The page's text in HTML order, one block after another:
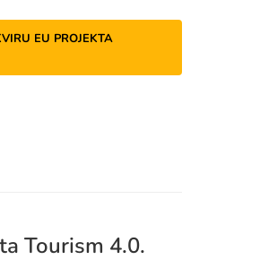
EU PROJEKTA
Tourism 4.0.